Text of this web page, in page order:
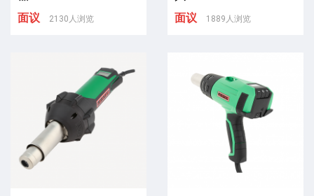
面议 2130人浏览 面议 1889人浏览